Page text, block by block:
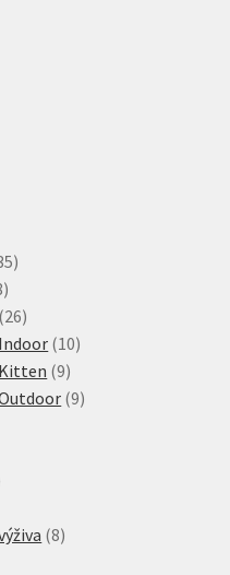
35
18
produktů
2626
produktů
1010
99
produktů
99
88